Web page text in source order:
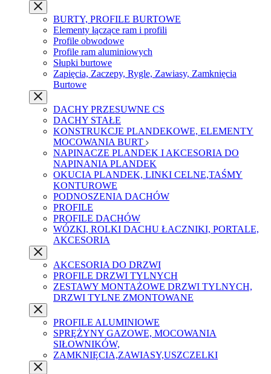
BURTY, PROFILE BURTOWE
Elementy łączące ram i profili
Profile obwodowe
Profile ram aluminiowych
Słupki burtowe
Zapięcia, Zaczepy, Rygle, Zawiasy, Zamknięcia
Burtowe
DACHY PRZESUWNE CS
DACHY STAŁE
KONSTRUKCJE PLANDEKOWE, ELEMENTY
MOCOWANIA BURT
NAPINACZE PLANDEK I AKCESORIA DO
NAPINANIA PLANDEK
OKUCIA PLANDEK, LINKI CELNE,TAŚMY
KONTUROWE
PODNOSZENIA DACHÓW
PROFILE
PROFILE DACHÓW
WÓZKI, ROLKI DACHU ŁACZNIKI, PORTALE,
AKCESORIA
AKCESORIA DO DRZWI
PROFILE DRZWI TYLNYCH
ZESTAWY MONTAŻOWE DRZWI TYLNYCH,
DRZWI TYLNE ZMONTOWANE
PROFILE ALUMINIOWE
SPRĘŻYNY GAZOWE, MOCOWANIA
SIŁOWNIKÓW,
ZAMKNIĘCIA,ZAWIASY,USZCZELKI